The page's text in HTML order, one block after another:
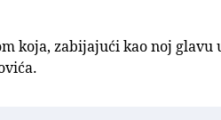
koja, zabijajući kao noj glavu